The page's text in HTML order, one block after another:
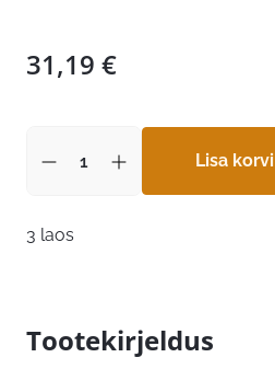
31,19 €
Lisa korvi
3 laos
Tootekirjeldus